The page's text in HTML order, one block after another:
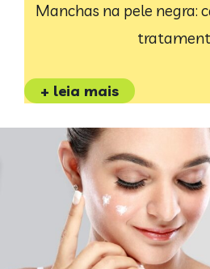
Manchas na pele negra:
+ leia mais